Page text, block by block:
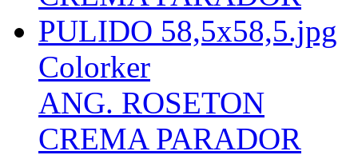
Colorker
ANG. ROSETON
CREMA PARADOR